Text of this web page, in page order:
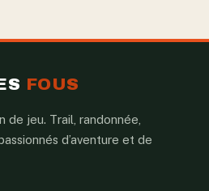
FOUS
jeu. Trail, randonnée,
d’aventure et de